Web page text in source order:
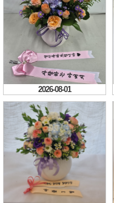
2026-08-01